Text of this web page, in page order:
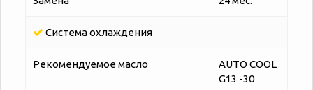
Система охлаждения
Рекомендуемое масло
AUTO COOL
G13 -30